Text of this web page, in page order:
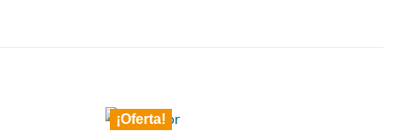
¡Oferta!